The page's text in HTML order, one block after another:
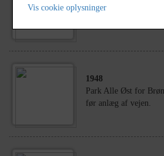
Brøndbyøster skole
1948
Park Alle Øst for
før anlæg af vejen.
Vis cookie oplysninger